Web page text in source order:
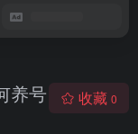
养号 收藏 0